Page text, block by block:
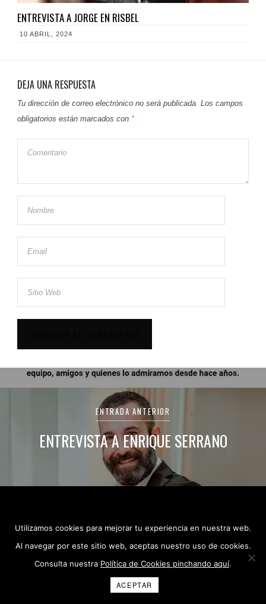
ENTREVISTA A JORGE EN RISBEL
10 ABRIL, 2024
DEJA UNA RESPUESTA
Tu dirección de correo electrónico no será publicada. Los campos
obligatorios están marcados con *
Navegación
entradas
ENTRADA ANTERIOR
ENTREVISTA A ENRIQUE SERRANO
ENTRADA SIGUIENTE
I.C.O.N. EN LOS PREMIOS FORQUÉ 2021
Utilizamos cookies para mejorar tu experiencia en nuestra web.
Al navegar por este sitio web, aceptas nuestro uso de cookies.
Consulta nuestra Política de Cookies pinchando aquí.
ACEPTAR